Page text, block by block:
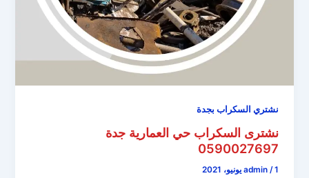
نشتري السكراب بجدة
نشترى السكراب حي العمارية جدة
0590027697
admin /1 يونيو، 2021